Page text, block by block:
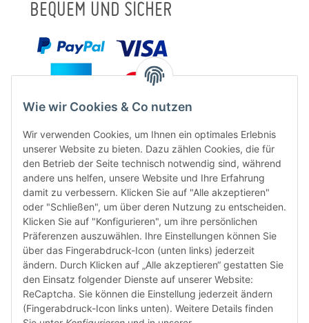
BEQUEM UND SICHER
FÜR EUCH UNTERWEGS
Wie wir Cookies & Co nutzen
Wir verwenden Cookies, um Ihnen ein optimales Erlebnis
unserer Website zu bieten. Dazu zählen Cookies, die für
den Betrieb der Seite technisch notwendig sind, während
andere uns helfen, unsere Website und Ihre Erfahrung
damit zu verbessern. Klicken Sie auf "Alle akzeptieren"
oder "Schließen", um über deren Nutzung zu entscheiden.
Klicken Sie auf "Konfigurieren", um ihre persönlichen
Präferenzen auszuwählen. Ihre Einstellungen können Sie
über das Fingerabdruck-Icon (unten links) jederzeit
ändern. Durch Klicken auf „Alle akzeptieren“ gestatten Sie
den Einsatz folgender Dienste auf unserer Website:
ReCaptcha. Sie können die Einstellung jederzeit ändern
(Fingerabdruck-Icon links unten). Weitere Details finden